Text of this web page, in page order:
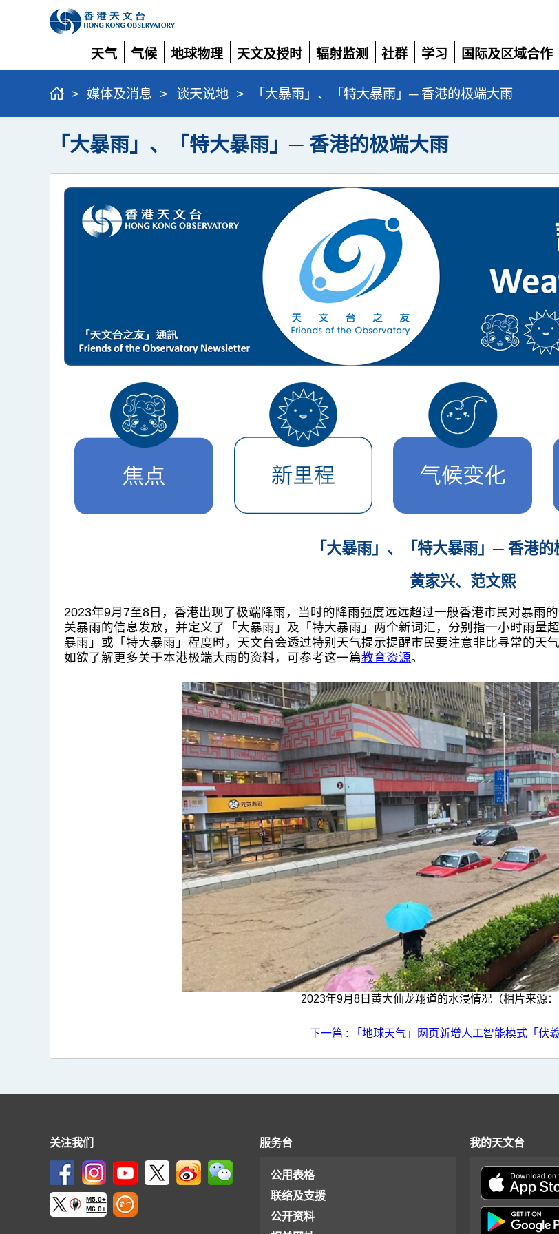
天气
展
开
气候
展
开
地球物理
展
开
天文及授时
展
开
辐射监测
展
社群
展
开
学习
展
开
国际及区域合作
展
开
> 媒体及消息 > 谈天说地 > 「大暴雨」、「特大暴雨」─ 香港的极端大雨
「大暴雨」、「特大暴雨」─ 香港的极端大雨
「大暴雨」、「特大暴雨」─ 香港的
黄家兴、范文熙
2023年9月7至8日，香港出现了极端降雨，当时的降雨强度远远超过一般香港市民对暴雨
关暴雨的信息发放，并定义了「大暴雨」及「特大暴雨」两个新词汇，分别指一小时雨量
暴雨」或「特大暴雨」程度时，天文台会透过特别天气提示提醒市民要注意非比寻常的天
如欲了解更多关于本港极端大雨的资料，可参考这一篇教育资源。
2023年9月8日黄大仙龙翔道的水浸情况（相片来源：
下一篇 : 「地球天气」网页新增人工智能模式「伏
关注我们
M5.0+
M6.0+
服务台
公用表格
联络及支援
公开资料
我的天文台